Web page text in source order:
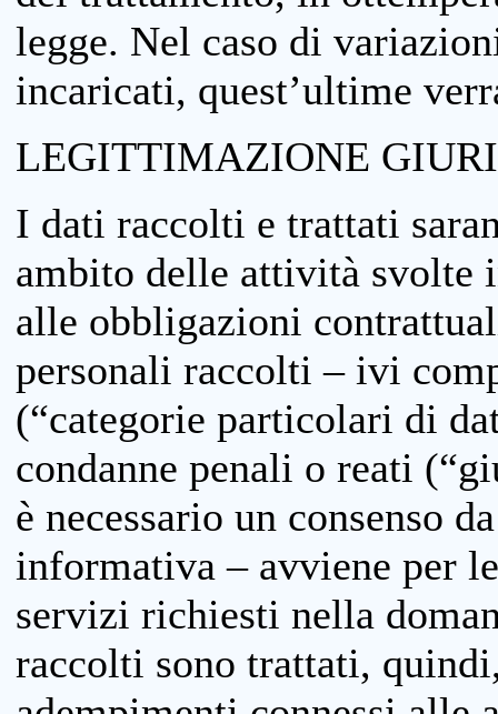
legge. Nel caso di
incaricati, quest’ultime
LEGITTIMAZIONE
I dati raccolti e trattati
ambito delle attività svolte
alle obbligazioni
personali raccolti – ivi
(“categorie particolari di
condanne penali o reati
è necessario un consenso
informativa – avviene per
servizi richiesti nella
raccolti sono trattati,